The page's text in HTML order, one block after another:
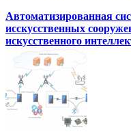
Автоматизированная
исскусственных
искусственного